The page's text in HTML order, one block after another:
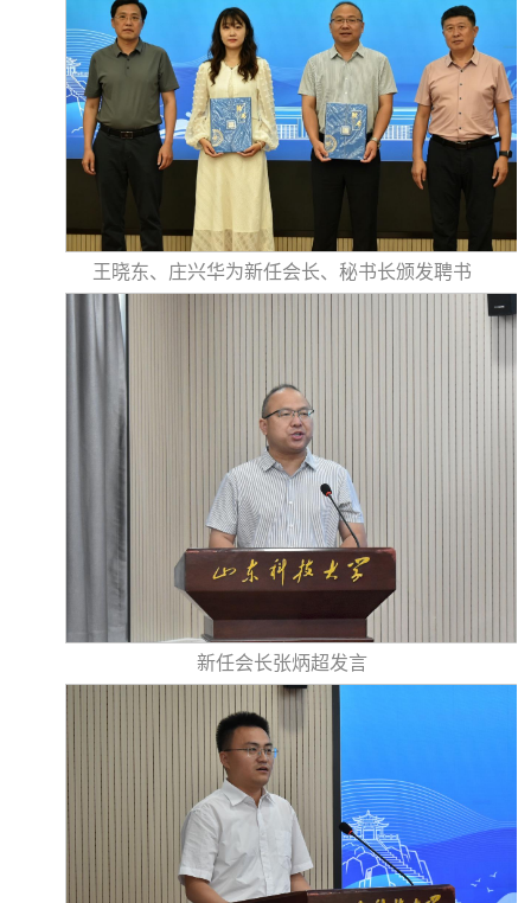
王晓东、庄兴华为新任会长、秘书长颁发聘书
新任会长张炳超发言